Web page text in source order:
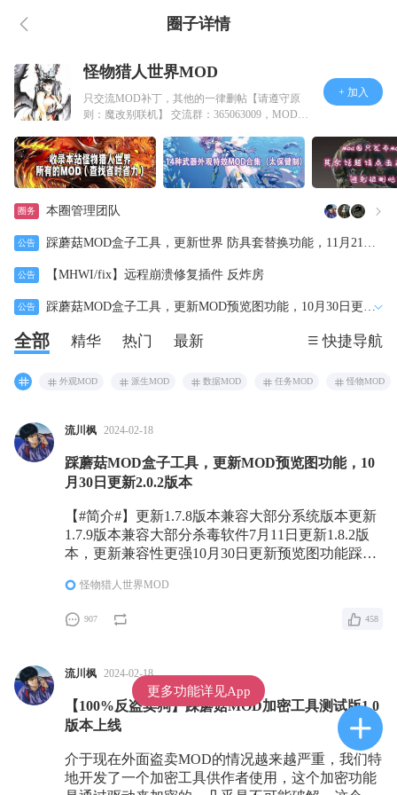
圈子详情
怪物猎人世界MOD
只交流MOD补丁，其他的一律删帖【请遵守原
则：魔改别联机】 交流群：365063009，MOD学
+ 加入
圈务 本圈管理团队
公告
踩蘑菇MOD盒子工具，更新世界 防具套替换功能，11月21日
公告 【MHWI/fix】远程崩溃修复插件 反炸房
公告
踩蘑菇MOD盒子工具，更新MOD预览图功能，10月30日更新
全部 精华 热门 最新 快捷导航
外观MOD 派生MOD 数据MOD 任务MOD 怪物MOD
流川枫 2024-02-18
踩蘑菇MOD盒子工具，更新MOD预览图功能，10
月30日更新2.0.2版本
【#简介#】更新1.7.8版本兼容大部分系统版本更新
1.7.9版本兼容大部分杀毒软件7月11日更新1.8.2版
本，更新兼容性更强10月30日更新预览图功能踩蘑
MOD使用了加密，那么使用对应的MOD就需要用
到专门的登录器才能使用，不过这个客户端的功能
不止是针对加密工具，还有MOD管理器的功能，就
理工具
怪物猎人世界MOD
907 458
流川枫 2024-02-18
【100%反盗卖狗】踩蘑菇MOD加密工具测试版1.0
版本上线
介于现在外面盗卖MOD的情况越来越严重，我们特
地开发了一个加密工具供作者使用，这个加密功能
更多功能详见App